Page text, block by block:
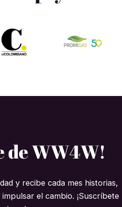
de WW4W!
y recibe cada mes historias,
el cambio. ¡Suscríbete